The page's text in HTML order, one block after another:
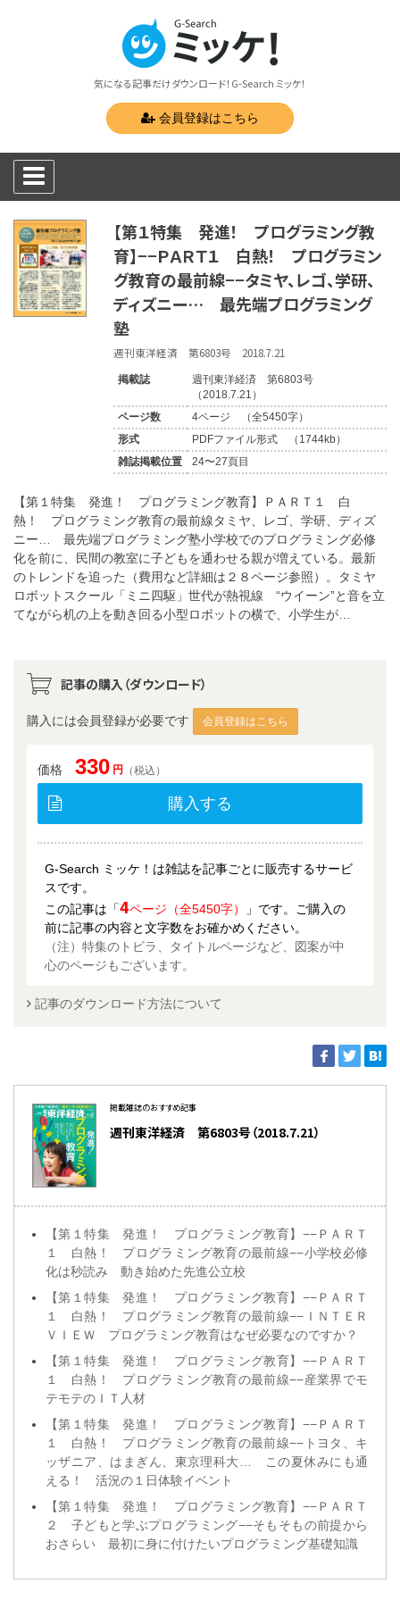
気になる記事だけダウンロード！G-Search ミッケ！
会員登録はこちら
【第１特集 発進！ プログラミング教
育】−−ＰＡＲＴ１ 白熱！ プログラミン
グ教育の最前線−−タミヤ、レゴ、学研、
ディズニー… 最先端プログラミング
塾
週刊東洋経済 第6803号 2018.7.21
掲載誌
週刊東洋経済 第6803号
（2018.7.21）
ページ数
4ページ （全5450字）
形式
PDFファイル形式 （1744kb）
雑誌掲載位置
24〜27頁目
【第１特集 発進！ プログラミング教育】ＰＡＲＴ１ 白
熱！ プログラミング教育の最前線タミヤ、レゴ、学研、ディズ
ニー… 最先端プログラミング塾小学校でのプログラミング必修
化を前に、民間の教室に子どもを通わせる親が増えている。最新
のトレンドを追った（費用など詳細は２８ページ参照）。タミヤ
ロボットスクール「ミニ四駆」世代が熱視線 “ウイーン”と音を立
てながら机の上を動き回る小型ロボットの横で、小学生が…
記事の購入（ダウンロード）
購入には会員登録が必要です 会員登録はこちら
価格 330 円 （税込）
購入する
G-Search ミッケ！は雑誌を記事ごとに販売するサービ
スです。
この記事は「4ページ（全5450字）
」です。ご購入の
前に記事の内容と文字数をお確かめください。
（注）特集のトビラ、タイトルページなど、図案が中
心のページもございます。
記事のダウンロード方法について
掲載雑誌のおすすめ記事
週刊東洋経済 第6803号（2018.7.21）
【第１特集 発進！ プログラミング教育】−−ＰＡＲＴ
１ 白熱！ プログラミング教育の最前線−−小学校必修
化は秒読み 動き始めた先進公立校
【第１特集 発進！ プログラミング教育】−−ＰＡＲＴ
１ 白熱！ プログラミング教育の最前線−−ＩＮＴＥＲ
ＶＩＥＷ プログラミング教育はなぜ必要なのですか？
【第１特集 発進！ プログラミング教育】−−ＰＡＲＴ
１ 白熱！ プログラミング教育の最前線−−産業界でモ
テモテのＩＴ人材
【第１特集 発進！ プログラミング教育】−−ＰＡＲＴ
１ 白熱！ プログラミング教育の最前線−−トヨタ、キ
ッザニア、はまぎん、東京理科大… この夏休みにも通
える！ 活況の１日体験イベント
【第１特集 発進！ プログラミング教育】−−ＰＡＲＴ
２ 子どもと学ぶプログラミング−−そもそもの前提から
おさらい 最初に身に付けたいプログラミング基礎知識